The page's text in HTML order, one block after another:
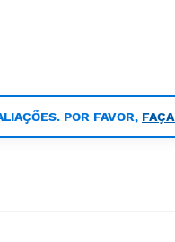
POR FAVOR,